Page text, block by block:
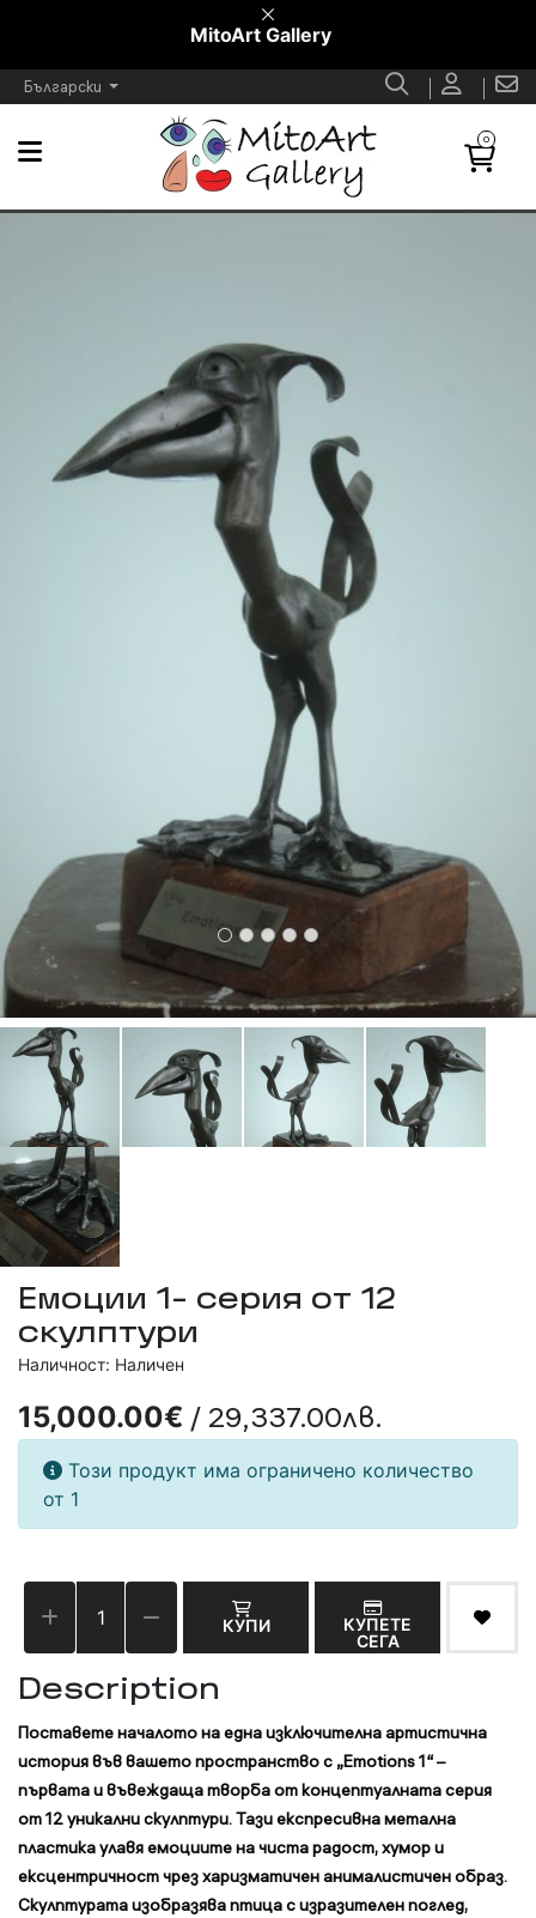
MitoArt Gallery
Български
0
Емоции 1- серия от 12
скулптури
Наличност: Наличен
15,000.00€ / 29,337.00лв.
Този продукт има ограничено количество
от 1
КУПИ
КУПЕТЕ
СЕГА
Description
Поставете началото на една изключителна артистична
история във вашето пространство с „Emotions 1“–
първата и въвеждаща творба от концептуалната серия
от 12 уникални скулптури. Тази експресивна метална
пластика улавя емоциите на чиста радост, хумор и
ексцентричност чрез харизматичен анималистичен образ.
Скулптурата изобразява птица с изразителен поглед,